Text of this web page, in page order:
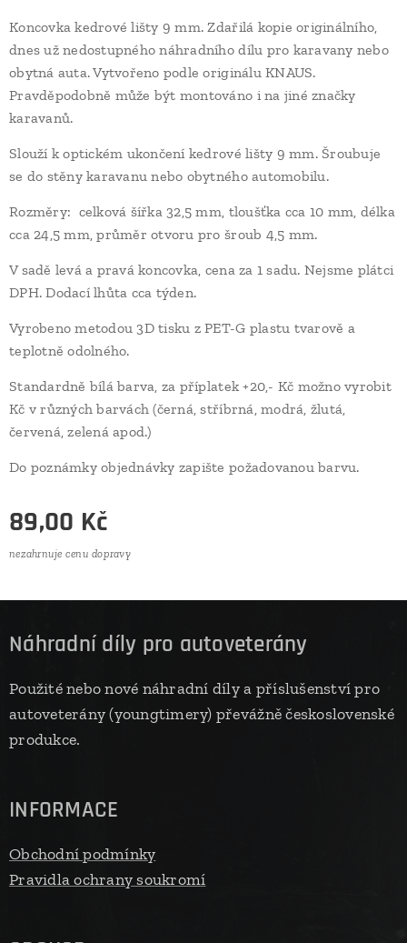
Koncovka kedrové lišty 9 mm. Zdařilá kopie originálního,
dnes už nedostupného náhradního dílu pro karavany nebo
obytná auta. Vytvořeno podle originálu KNAUS.
Pravděpodobně může být montováno i na jiné značky
karavanů.
Slouží k optickém ukončení kedrové lišty 9 mm. Šroubuje
se do stěny karavanu nebo obytného automobilu.
Rozměry: celková šířka 32,5 mm, tloušťka cca 10 mm, délka
cca 24,5 mm, průměr otvoru pro šroub 4,5 mm.
V sadě levá a pravá koncovka, cena za 1 sadu. Nejsme plátci
DPH. Dodací lhůta cca týden.
Vyrobeno metodou 3D tisku z PET-G plastu tvarově a
teplotně odolného.
Standardně bílá barva, za příplatek +20,- Kč možno vyrobit
Kč v různých barvách (černá, stříbrná, modrá, žlutá,
červená, zelená apod.)
Do poznámky objednávky zapište požadovanou barvu.
89,00 Kč
nezahrnuje cenu dopravy
Náhradní díly pro autoveterány
Použité nebo nové náhradní díly a příslušenství pro
autoveterány (youngtimery) převážně československé
produkce.
INFORMACE
Obchodní podmínky
Pravidla ochrany soukromí